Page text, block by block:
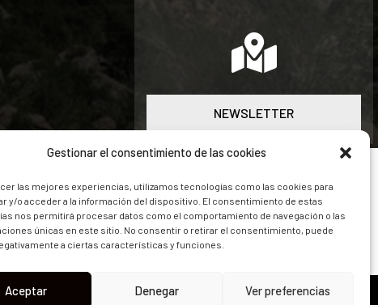
Gestionar el consentimiento de las cookies
las mejores experiencias, utilizamos tecnologías como las cookies para
y/o acceder a la información del dispositivo. El consentimiento de estas
nos permitirá procesar datos como el comportamiento de navegación o las
únicas en este sitio. No consentir o retirar el consentimiento, puede
a ciertas características y funciones.
Aceptar Denegar Ver preferencias
NEWSLETTER